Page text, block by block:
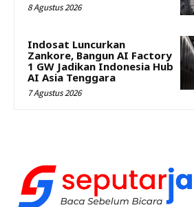
8 Agustus 2026
Indosat Luncurkan
Zankore, Bangun AI Factory
1 GW Jadikan Indonesia Hub
AI Asia Tenggara
7 Agustus 2026